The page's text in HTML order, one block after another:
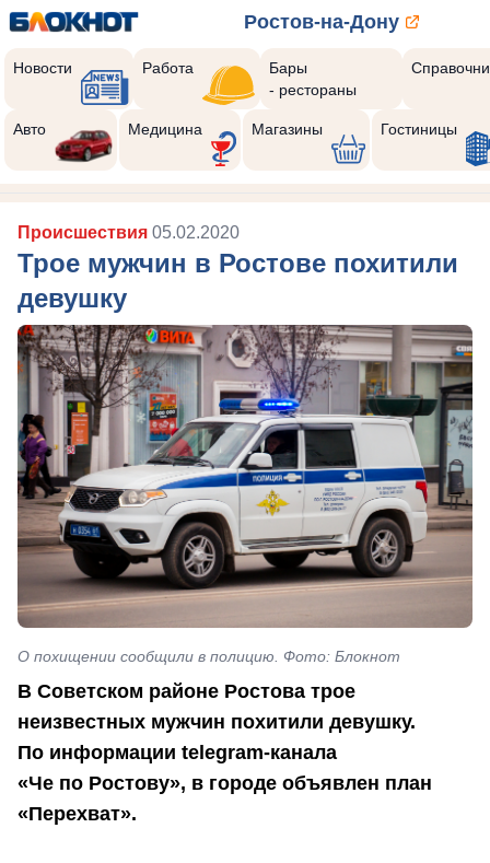
Ростов-на-Дону
Новости Работа
Бары
- рестораны
Авто Медицина Магазины Гостиницы
Происшествия 05.02.2020
Трое мужчин в Ростове похитили
девушку
О похищении сообщили в полицию. Фото: Блокнот
В Советском районе Ростова трое
неизвестных мужчин похитили девушку.
По информации telegram-канала
«Че по Ростову», в городе объявлен план
«Перехват».